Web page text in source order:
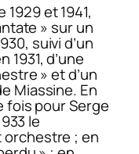
et 1941,
» sur un
suivi d’un
d’une
» et d’un
Miassine. En
fois pour Serge
le
orchestre ; en